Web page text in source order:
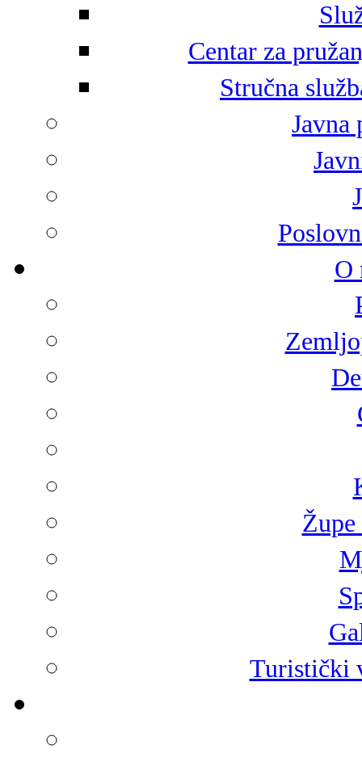
Centar za
Stručna
Javna
O
Turistički